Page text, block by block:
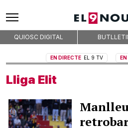
QUIOSC DIGITAL
EN DIRECTE EL 9 TV EN
Lliga Elit